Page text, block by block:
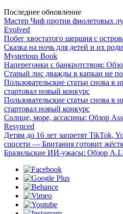
Последнее обновление
Мастер Чиф против фиолетовых
Evolved
Побег хвостатого шершня с
Сказка на ночь для детей и их
Mysterious Book
Наперегонки с банкротством:
Старый лис дважды в капкан не
Пользовательские статьи снова в
стартовал новый конкурс
Пользовательские статьи снова в
стартовал новый конкурс
Солнце, море, ассасины: Обзор
Resynced
Детям до 16 лет запретят TikTok,
соцсети — Британия готовит
Бразильские ИИ-ужасы: Обзор